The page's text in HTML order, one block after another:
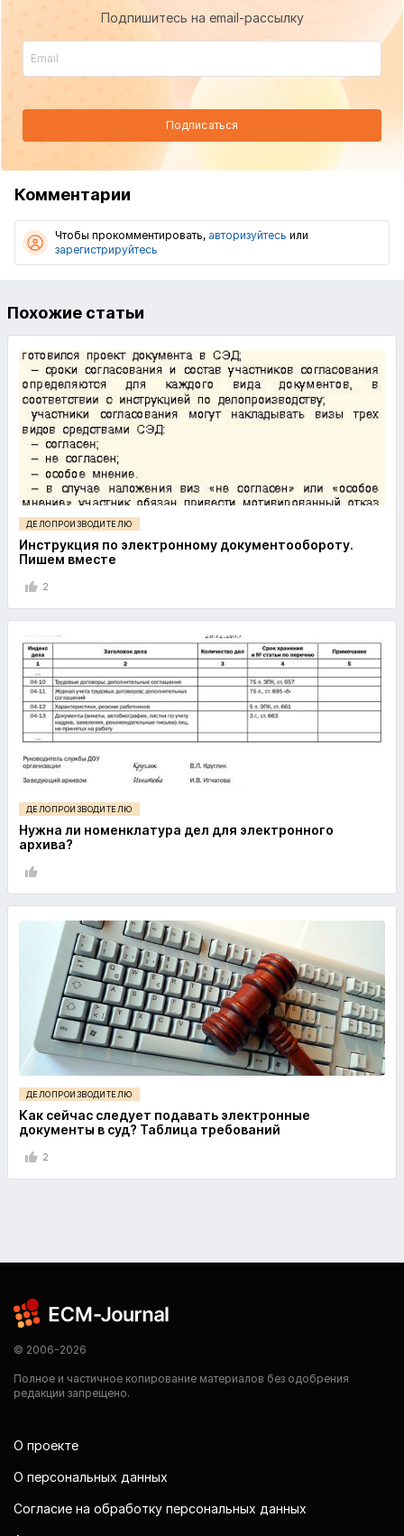
Подпишитесь на email-рассылку
Подписаться
Комментарии
Чтобы прокомментировать, авторизуйтесь или
зарегистрируйтесь
Похожие статьи
ДЕЛОПРОИЗВОДИТЕЛЮ
Инструкция по электронному документообороту.
Пишем вместе
2
ДЕЛОПРОИЗВОДИТЕЛЮ
Нужна ли номенклатура дел для электронного
архива?
ДЕЛОПРОИЗВОДИТЕЛЮ
Как сейчас следует подавать электронные
документы в суд? Таблица требований
2
© 2006-2026
Полное и частичное копирование материалов без одобрения
редакции запрещено.
О проекте
О персональных данных
Согласие на обработку персональных данных